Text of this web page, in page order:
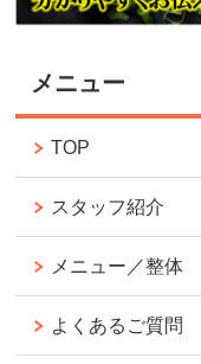
メニュー
TOP
スタッフ紹介
メニュー／整体
よくあるご質問